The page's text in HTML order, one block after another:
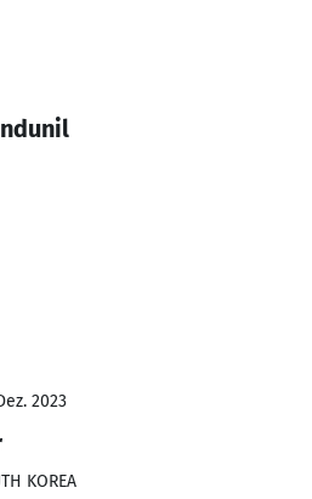
2023
KOREA